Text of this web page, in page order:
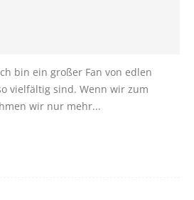
bin ein großer Fan von edlen
vielfältig sind. Wenn wir zum
wir nur mehr...